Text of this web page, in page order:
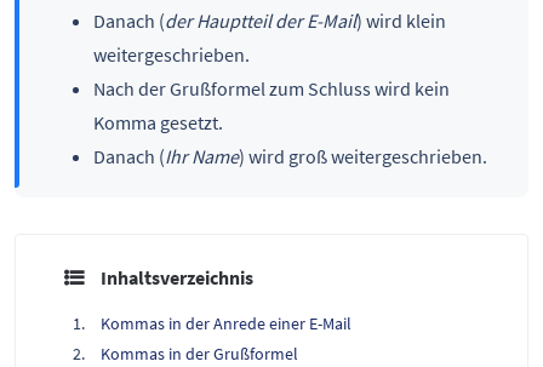
Danach (der Hauptteil der E-Mail) wird klein
weitergeschrieben.
Nach der Grußformel zum Schluss wird kein
Komma gesetzt.
Danach (Ihr Name) wird groß weitergeschrieben.
Inhaltsverzeichnis
Kommas in der Anrede einer E-Mail
Kommas in der Grußformel